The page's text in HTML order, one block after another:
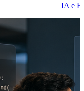
IA e